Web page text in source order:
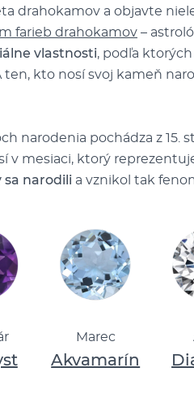
drahokamov a objavte
farieb drahokamov –
vlastnosti, podľa
kto nosí svoj kameň
narodenia pochádza z 15.
v mesiaci, ktorý
sa narodili a vznikol tak
Marec
Akvamarín